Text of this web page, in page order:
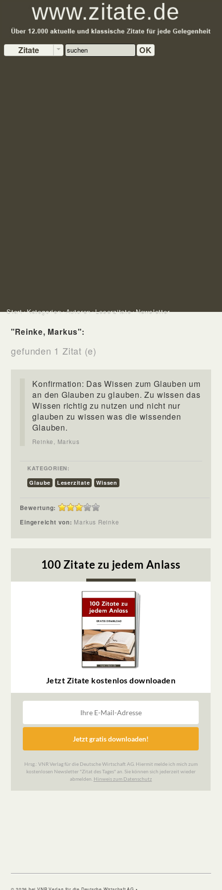
Zitate OK
Start Kategorien Autoren Leserzitate Newsletter
"Reinke, Markus":
gefunden 1 Zitat (e)
Konfirmation: Das Wissen zum Glauben um
an den Glauben zu glauben. Zu wissen das
Wissen richtig zu nutzen und nicht nur
glauben zu wissen was die wissenden
Glauben.
Reinke, Markus
KATEGORIEN:
Glaube
Leserzitate Wissen
Bewertung:
Eingereicht von: Markus Reinke